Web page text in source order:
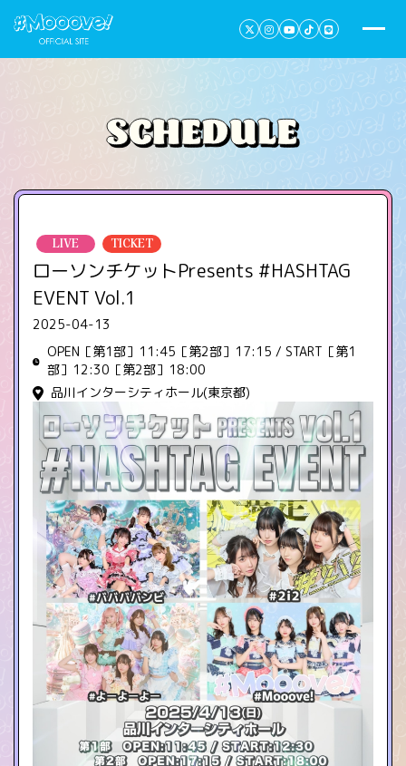
LIVE TICKET
ローソンチケットPresents #HASHTAG
EVENT Vol.1
2025-04-13
OPEN［第1部］11:45［第2部］17:15 / START［第1
部］12:30［第2部］18:00
品川インターシティホール(東京都)